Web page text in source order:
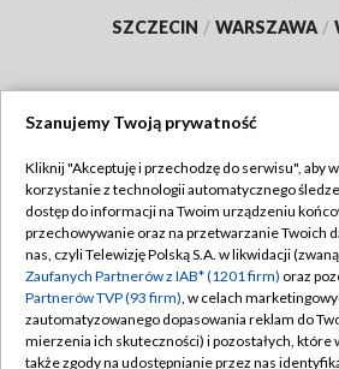
SZCZECIN / WARSZAWA /
TVP
Abonament TVP
Emisja w TVP
Centrum informacji TVP
Naziemna Telewizja Cyfrowa
Regulamin
Polityka
Moje zgody
Pomoc
Szanujemy Twoją prywatność
Kliknij "Akceptuję i przechodzę do serwisu", aby
korzystanie z technologii automatycznego
dostęp do informacji na Twoim urządzeniu
przechowywanie oraz na przetwarzanie Twoich
nas, czyli Telewizję Polską S.A. w likwidacji
Zaufanych Partnerów z IAB* (1201 firm) oraz
Partnerów TVP (93 firm), w celach
zautomatyzowanego dopasowania reklam do
mierzenia ich skuteczności) i pozostałych, które
także zgody na udostępnianie przez nas